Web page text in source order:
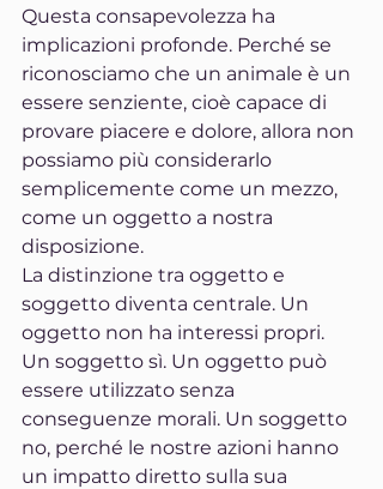
Questa consapevolezza ha
implicazioni profonde. Perché se
riconosciamo che un animale è un
essere senziente, cioè capace di
provare piacere e dolore, allora non
possiamo più considerarlo
semplicemente come un mezzo,
come un oggetto a nostra
disposizione.
La distinzione tra oggetto e
soggetto diventa centrale. Un
oggetto non ha interessi propri.
Un soggetto sì. Un oggetto può
essere utilizzato senza
conseguenze morali. Un soggetto
no, perché le nostre azioni hanno
un impatto diretto sulla sua